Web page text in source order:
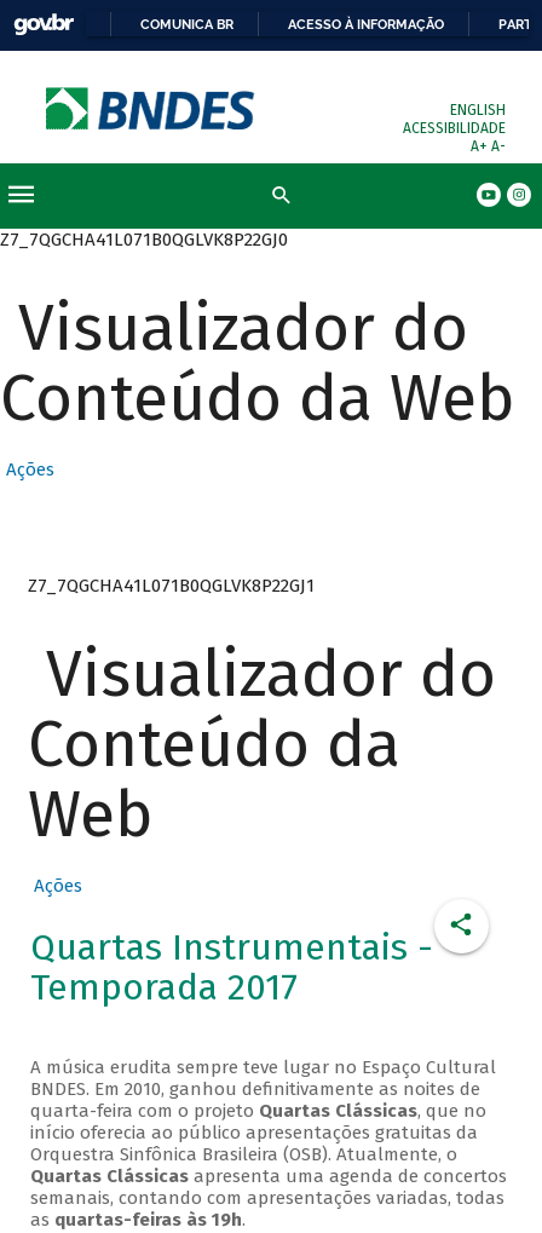
COMUNICA BR ACESSO À INFORMAÇÃO
ENGLISH
ACESSIBILIDADE
A+ A-
Z7_7QGCHA41L071B0QGLVK8P22GJ0
Visualizador do
Conteúdo da Web
Ações
Z7_7QGCHA41L071B0QGLVK8P22GJ1
Visualizador do
Conteúdo da
Web
Ações
Quartas Instrumentais -
Temporada 2017
A música erudita sempre teve lugar no Espaço Cultural
BNDES. Em 2010, ganhou definitivamente as noites de
quarta-feira com o projeto Quartas Clássicas, que no
início oferecia ao público apresentações gratuitas da
Orquestra Sinfônica Brasileira (OSB). Atualmente, o
Quartas Clássicasapresenta uma agenda de concertos
semanais, contando com apresentações variadas, todas
as quartas-feiras às 19h.